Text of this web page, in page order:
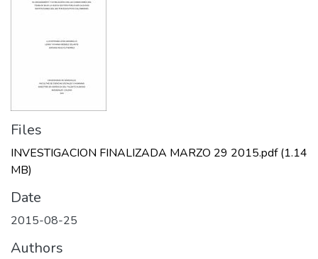
Files
INVESTIGACION FINALIZADA MARZO 29 2015.pdf(1.14
MB)
Date
2015-08-25
Authors